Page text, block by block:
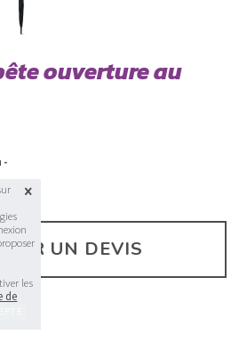
les
de
ouverture au
-
UN DEVIS